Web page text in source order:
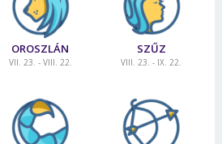
OROSZLÁN
VII. 23. - VIII. 22.
SZŰZ
VIII. 23. - IX. 22.